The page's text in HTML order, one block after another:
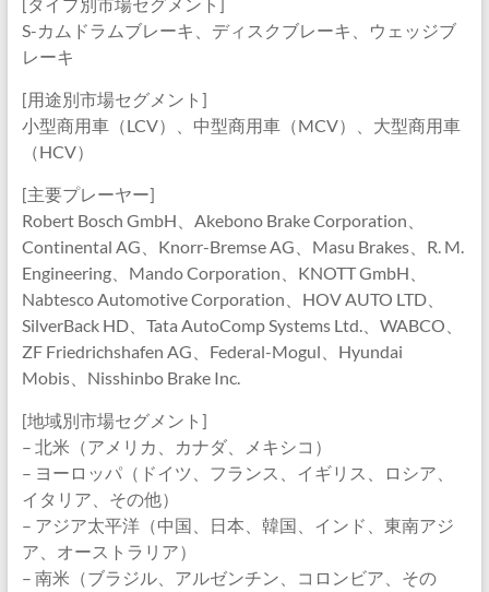
S-カムドラムブレーキ、ディスクブレーキ、ウェッジブ
レーキ
[用途別市場セグメント]
小型商用車（LCV）、中型商用車（MCV）、大型商用車
（HCV）
[主要プレーヤー]
Robert Bosch GmbH、Akebono Brake Corporation、
Continental AG、Knorr-Bremse AG、Masu Brakes、R. M.
Engineering、Mando Corporation、KNOTT GmbH、
Nabtesco Automotive Corporation、HOV AUTO LTD、
SilverBack HD、Tata AutoComp Systems Ltd.、WABCO、
ZF Friedrichshafen AG、Federal-Mogul、Hyundai
Mobis、Nisshinbo Brake Inc.
[地域別市場セグメント]
– 北米（アメリカ、カナダ、メキシコ）
– ヨーロッパ（ドイツ、フランス、イギリス、ロシア、
イタリア、その他）
– アジア太平洋（中国、日本、韓国、インド、東南アジ
ア、オーストラリア）
– 南米（ブラジル、アルゼンチン、コロンビア、その